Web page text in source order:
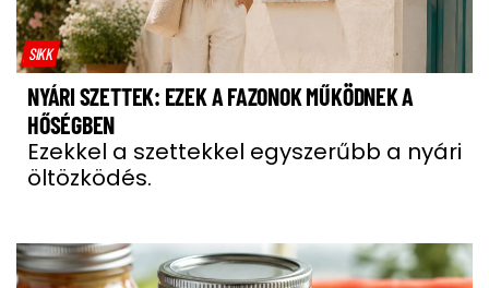
SIKK
NYÁRI SZETTEK: EZEK A FAZONOK MŰKÖDNEK A
HŐSÉGBEN
Ezekkel a szettekkel egyszerűbb a nyári
öltözködés.